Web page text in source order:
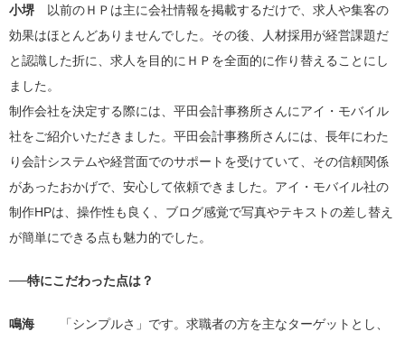
小堺 以前のＨＰは主に会社情報を掲載するだけで、求人や集客の
効果はほとんどありませんでした。その後、人材採用が経営課題だ
と認識した折に、求人を目的にＨＰを全面的に作り替えることにし
ました。
制作会社を決定する際には、平田会計事務所さんにアイ・モバイル
社をご紹介いただきました。平田会計事務所さんには、長年にわた
り会計システムや経営面でのサポートを受けていて、その信頼関係
があったおかげで、安心して依頼できました。アイ・モバイル社の
制作HPは、操作性も良く、ブログ感覚で写真やテキストの差し替え
が簡単にできる点も魅力的でした。
──特にこだわった点は？
鳴海 「シンプルさ」です。求職者の方を主なターゲットとし、